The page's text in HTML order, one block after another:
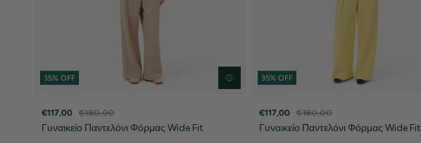
35% OFF
€117,00 €180,00
Γυναικείο Παντελόνι Φόρμας Wide Fit
35% OFF
€117,00 €180,00
Γυναικείο Παντελόνι Φόρμας Wide Fit